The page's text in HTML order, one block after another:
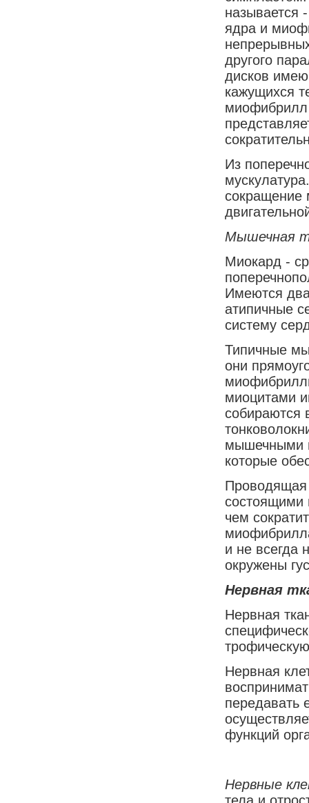
называется
ядра и
другого
дисков
кажущихся
миофибрилл
Из
сокращение
Мышечная
Миокард -
Имеются два
атипичные
систему
Типичные
они
миоцитами
собираются
мышечными
которые
Проводящая
состоящими
чем
и не всегда
окружены
Нервная
Нервная
Нервная
передавать
функций
Нервные